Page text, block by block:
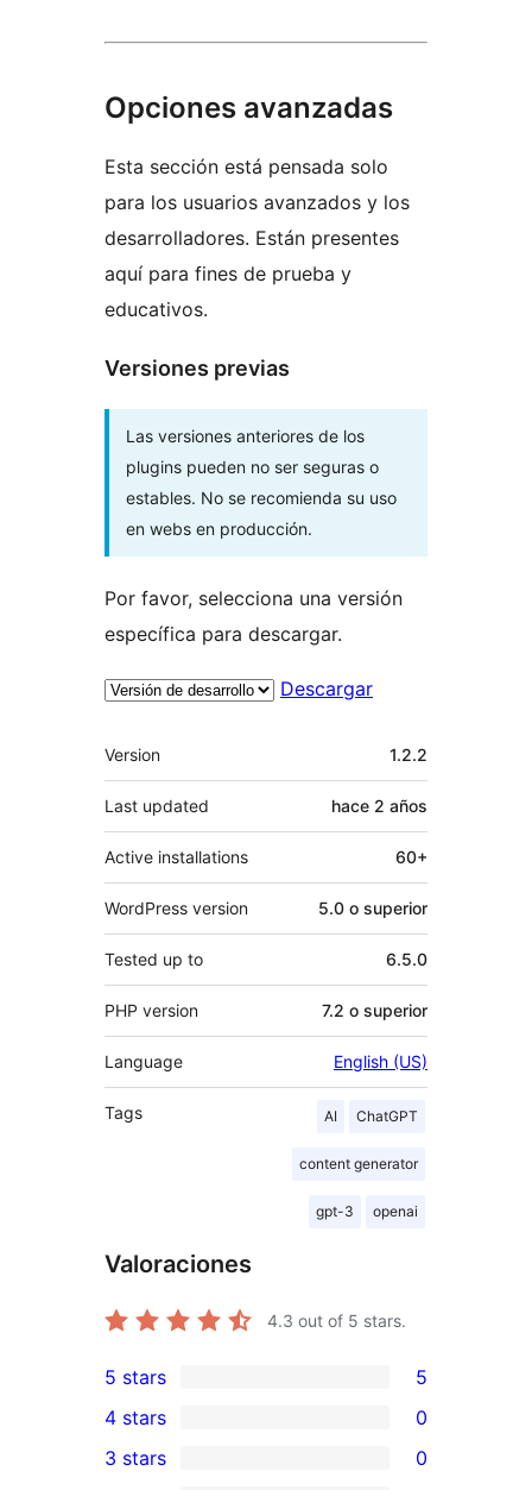
Opciones avanzadas
Esta sección está pensada solo
para los usuarios avanzados y los
desarrolladores. Están presentes
aquí para fines de prueba y
educativos.
Versiones previas
Las versiones anteriores de los
plugins pueden no ser seguras o
estables. No se recomienda su uso
en webs en producción.
Por favor, selecciona una versión
específica para descargar.
Descargar
Meta
Version 1.2.2
Last updated hace 2 años
Active installations 60+
WordPress version 5.0 o superior
Tested up to 6.5.0
PHP version 7.2 o superior
Language English (US)
Tags AI ChatGPT
content generator
gpt-3 openai
Valoraciones
4.3 out of 5 stars.
5
5-
star
5 stars 5
4-
4 stars 0
0
3 stars
0